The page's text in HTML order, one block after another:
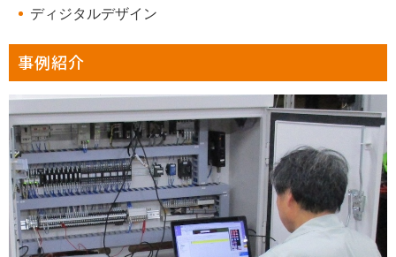
ディジタルデザイン
事例紹介